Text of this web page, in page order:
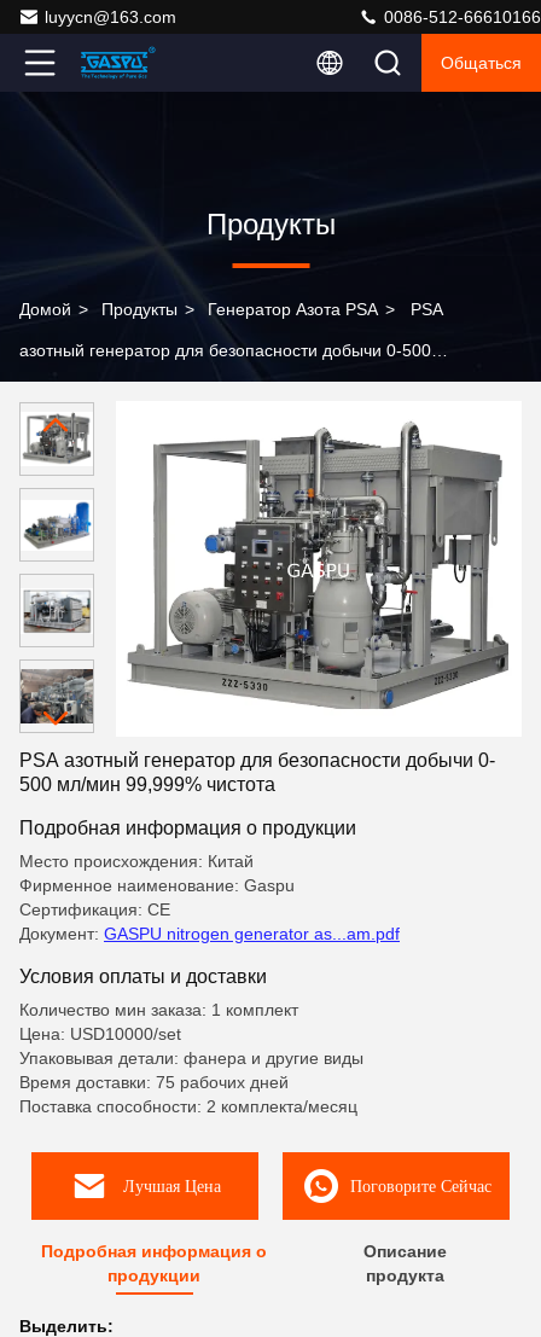
luyycn@163.com 0086-512-66610166
Общаться
Продукты
Домой > Продукты > Генератор Азота PSA > PSA
азотный генератор для безопасности добычи 0-500
PSA азотный генератор для безопасности добычи 0-
500 мл/мин 99,999% чистота
Подробная информация о продукции
Место происхождения: Китай
Фирменное наименование: Gaspu
Сертификация: CE
Документ: GASPU nitrogen generator as...am.pdf
Условия оплаты и доставки
Количество мин заказа: 1 комплект
Цена: USD10000/set
Упаковывая детали: фанера и другие виды
Время доставки: 75 рабочих дней
Поставка способности: 2 комплекта/месяц
Лучшая Цена Поговорите Сейчас
Подробная информация о
продукции
Описание
продукта
Выделить: